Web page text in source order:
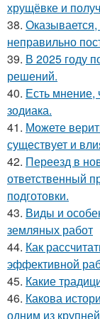
хрущёвке и
38.
неправильно
39. В 2025 году
решений.
40. Есть мнение,
зодиака.
41. Можете
существует и
42. Переезд в
ответственный
подготовки.
43. Виды и
земляных работ
44. Как
эффективной
45. Какие
46. Какова
одним из